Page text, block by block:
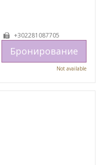
+302281087705
Бронирование
Not available